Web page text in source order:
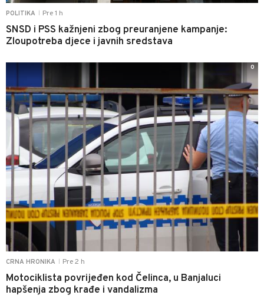
POLITIKA Pre 1 h
SNSD i PSS kažnjeni zbog preuranjene kampanje:
Zloupotreba djece i javnih sredstava
CRNA HRONIKA Pre 2 h
Motociklista povrijeđen kod Čelinca, u Banjaluci
hapšenja zbog krađe i vandalizma
0